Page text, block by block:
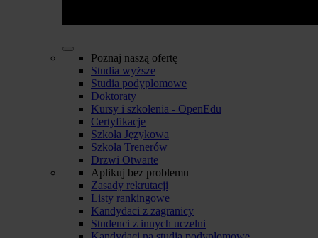
Poznaj naszą ofertę
Studia wyższe
Studia podyplomowe
Doktoraty
Kursy i szkolenia - OpenEdu
Certyfikacje
Szkoła Językowa
Szkoła Trenerów
Drzwi Otwarte
Aplikuj bez problemu
Zasady rekrutacji
Listy rankingowe
Kandydaci z zagranicy
Studenci z innych uczelni